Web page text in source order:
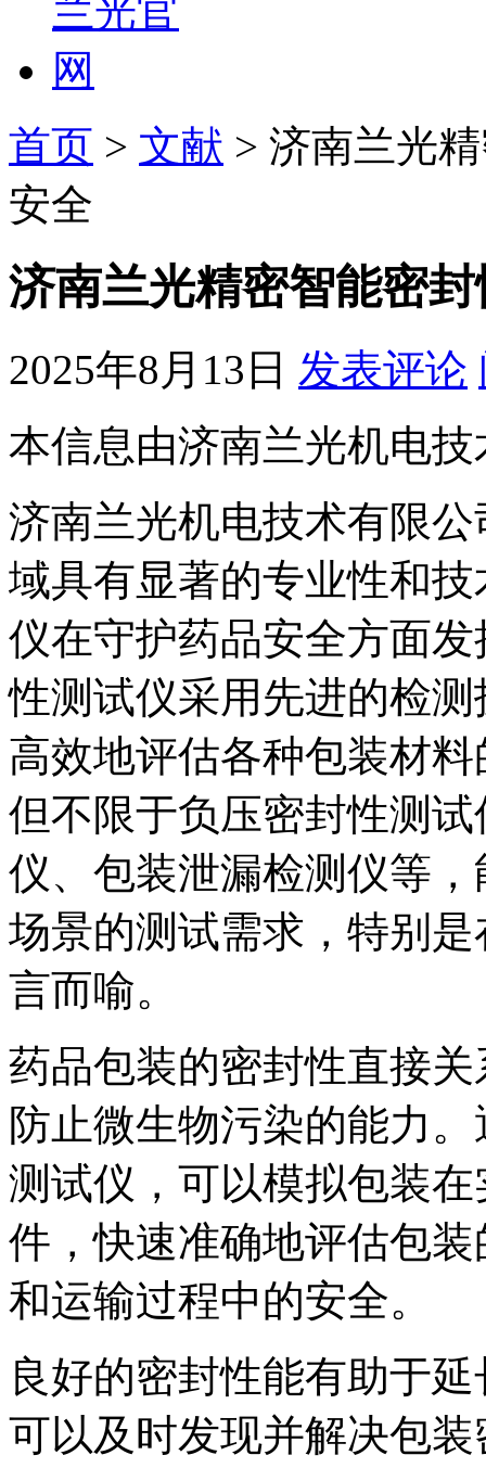
首页 > 文献 > 济南兰光
安全
济南兰光精密智能密
2025年8月13日 发表评论
本信息由济南兰光机电
济南兰光机电技术有限
域具有显著的专业性和
仪在守护药品安全方面
性测试仪采用先进的检
高效地评估各种包装材
但不限于负压密封性测
仪、包装泄漏检测仪等
场景的测试需求，特别
言而喻。
药品包装的密封性直接
防止微生物污染的能力
测试仪，可以模拟包装
件，快速准确地评估包
和运输过程中的安全。
良好的密封性能有助于
可以及时发现并解决包